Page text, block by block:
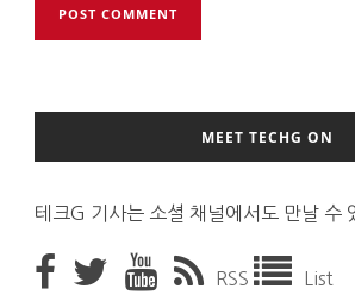
MEET TECHG ON
테크G 기사는 소셜 채널에서도 만날 수
RSS List